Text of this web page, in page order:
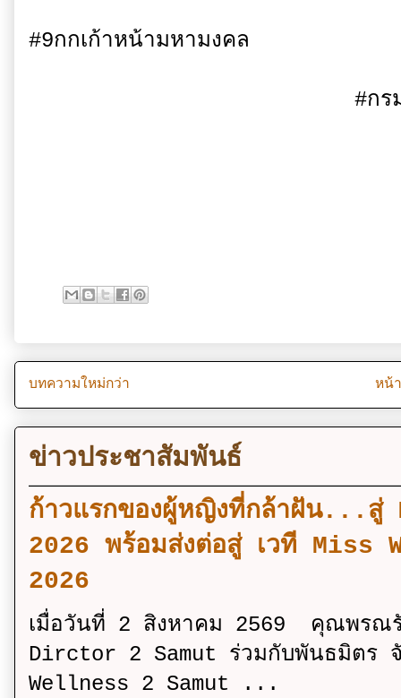
#9กกเก้าห
#กรมการ
บทความใหม่กว่า หน้
ข่าวประชาสัมพันธ์
ก้าวแรกของผู้หญิงที่กล้าฝัน...
2026 พร้อมส่งต่อสู่ เวที
2026
เมื่อวันที่ 2 สิงหาคม 2569 คุณพร
Dirctor 2 Samut ร่วมกับพันธมิตร จั
Wellness 2 Samut ...